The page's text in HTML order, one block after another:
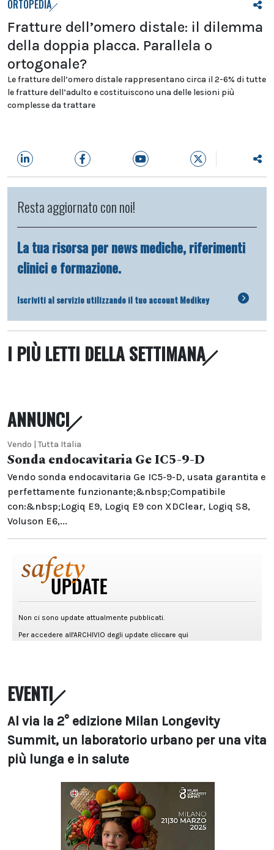
ORTOPEDIA
Fratture dell’omero distale: il dilemma
della doppia placca. Parallela o
ortogonale?
Le fratture dell’omero distale rappresentano circa il 2-6% di tutte
le fratture dell’adulto e costituiscono una delle lesioni più
complesse da trattare
Resta aggiornato con noi!
La tua risorsa per news mediche, riferimenti
clinici e formazione.
Iscriviti al servizio utilizzando il tuo account Medikey
I PIÙ LETTI DELLA SETTIMANA
ANNUNCI
Vendo | Tutta Italia
Sonda endocavitaria Ge IC5-9-D
Vendo sonda endocavitaria Ge IC5-9-D, usata garantita e
perfettamente funzionante;&nbsp;Compatibile
con:&nbsp;Logiq E9, Logiq E9 con XDClear, Logiq S8,
Voluson E6,...
EVENTI
Al via la 2° edizione Milan Longevity
Summit, un laboratorio urbano per una vita
più lunga e in salute